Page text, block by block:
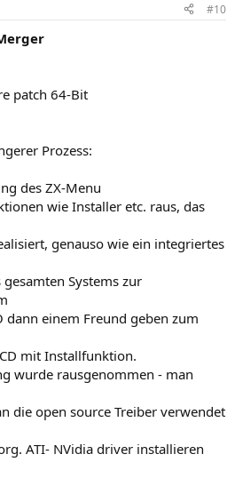
#10
patch 64-Bit
Prozess:
des ZX-Menu
wie Installer etc. raus, das
genauso wie ein integriertes
Systems zur
dann einem Freund geben zum
mit Installfunktion.
wurde rausgenommen - man
die open source Treiber verwendet
ATI- NVidia driver installieren